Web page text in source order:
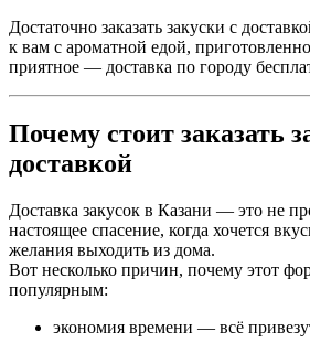
Достаточно заказать закуски с
к вам с ароматной едой,
приятное — доставка по городу
Почему стоит заказать
доставкой
Доставка закусок в Казани — это не
настоящее спасение, когда хочется
желания выходить из дома.
Вот несколько причин, почему этот
популярным:
экономия времени — всё